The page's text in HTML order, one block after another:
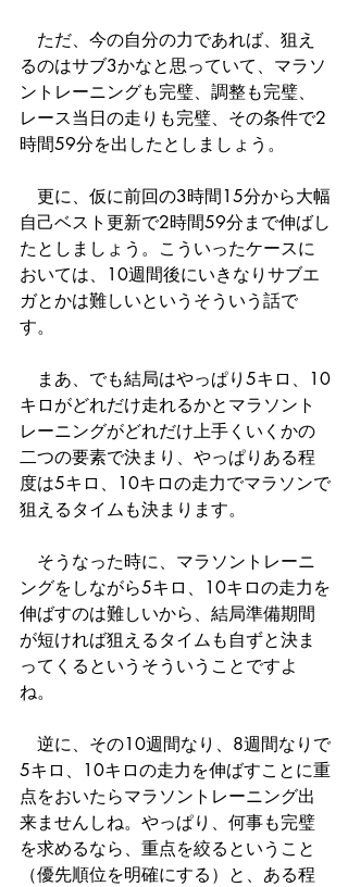
ただ、今の自分の力であれば、狙え
るのはサブ3かなと思っていて、マラソ
ントレーニングも完璧、調整も完璧、
レース当日の走りも完璧、その条件で2
時間59分を出したとしましょう。
更に、仮に前回の3時間15分から大幅
自己ベスト更新で2時間59分まで伸ばし
たとしましょう。こういったケースに
おいては、10週間後にいきなりサブエ
ガとかは難しいというそういう話で
す。
まあ、でも結局はやっぱり5キロ、10
キロがどれだけ走れるかとマラソント
レーニングがどれだけ上手くいくかの
二つの要素で決まり、やっぱりある程
度は5キロ、10キロの走力でマラソンで
狙えるタイムも決まります。
そうなった時に、マラソントレーニ
ングをしながら5キロ、10キロの走力を
伸ばすのは難しいから、結局準備期間
が短ければ狙えるタイムも自ずと決ま
ってくるというそういうことですよ
ね。
逆に、その10週間なり、8週間なりで
5キロ、10キロの走力を伸ばすことに重
点をおいたらマラソントレーニング出
来ませんしね。やっぱり、何事も完璧
を求めるなら、重点を絞るということ
（優先順位を明確にする）と、ある程